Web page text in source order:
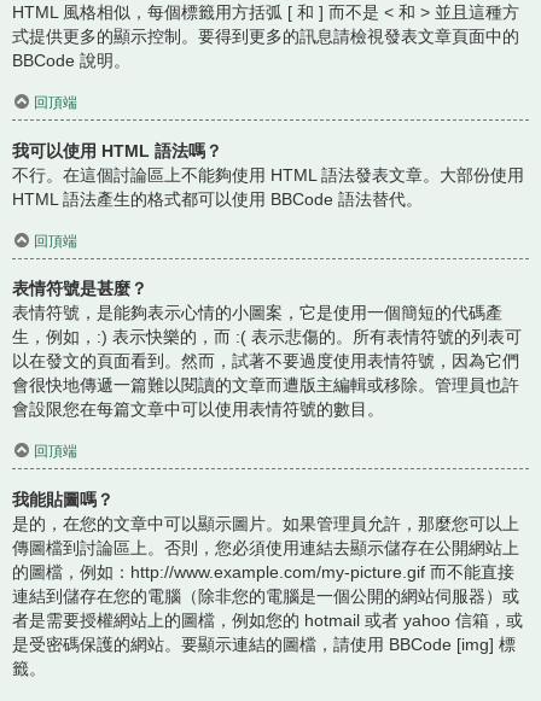
HTML 風格相似，每個標籤用方括弧 [ 和 ] 而不是 < 和 > 並且這種方
式提供更多的顯示控制。要得到更多的訊息請檢視發表文章頁面中的
BBCode 說明。
回頂端
我可以使用 HTML 語法嗎？
不行。在這個討論區上不能夠使用 HTML 語法發表文章。大部份使用
HTML 語法產生的格式都可以使用 BBCode 語法替代。
回頂端
表情符號是甚麼？
表情符號，是能夠表示心情的小圖案，它是使用一個簡短的代碼產
生，例如，:) 表示快樂的，而 :( 表示悲傷的。所有表情符號的列表可
以在發文的頁面看到。然而，試著不要過度使用表情符號，因為它們
會很快地傳遞一篇難以閱讀的文章而遭版主編輯或移除。管理員也許
會設限您在每篇文章中可以使用表情符號的數目。
回頂端
我能貼圖嗎？
是的，在您的文章中可以顯示圖片。如果管理員允許，那麼您可以上
傳圖檔到討論區上。否則，您必須使用連結去顯示儲存在公開網站上
的圖檔，例如：http://www.example.com/my-picture.gif 而不能直接
連結到儲存在您的電腦（除非您的電腦是一個公開的網站伺服器）或
者是需要授權網站上的圖檔，例如您的 hotmail 或者 yahoo 信箱，或
是受密碼保護的網站。要顯示連結的圖檔，請使用 BBCode [img] 標
籤。